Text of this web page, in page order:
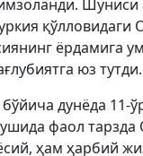
ёрдамига
юз тутди.
дунёда 11-
фаол
ҳам ҳарбий